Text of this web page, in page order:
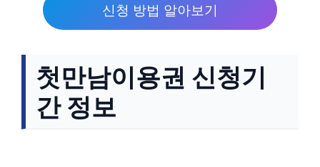
신청 방법 알아보기
첫만남이용권 신청기
간 정보